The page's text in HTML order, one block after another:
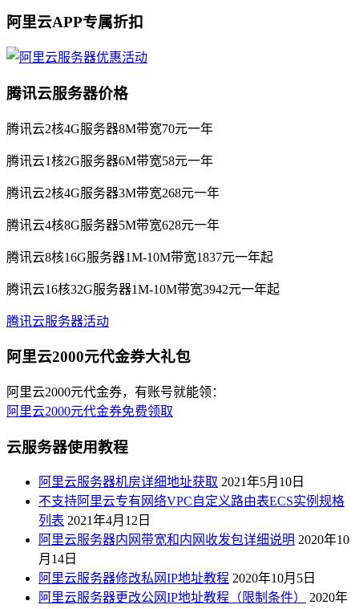
阿里云APP专属折扣
腾讯云服务器价格
腾讯云2核4G服务器8M带宽70元一年
腾讯云1核2G服务器6M带宽58元一年
腾讯云2核4G服务器3M带宽268元一年
腾讯云4核8G服务器5M带宽628元一年
腾讯云8核16G服务器1M-10M带宽1837元一年起
腾讯云16核32G服务器1M-10M带宽3942元一年起
腾讯云服务器活动
阿里云2000元代金券大礼包
阿里云2000元代金券，有账号就能领：
阿里云2000元代金券免费领取
云服务器使用教程
阿里云服务器机房详细地址获取 2021年5月10日
不支持阿里云专有网络VPC自定义路由表ECS实例规格
列表 2021年4月12日
阿里云服务器内网带宽和内网收发包详细说明 2020年10
月14日
阿里云服务器修改私网IP地址教程 2020年10月5日
阿里云服务器更改公网IP地址教程（限制条件）
2020年